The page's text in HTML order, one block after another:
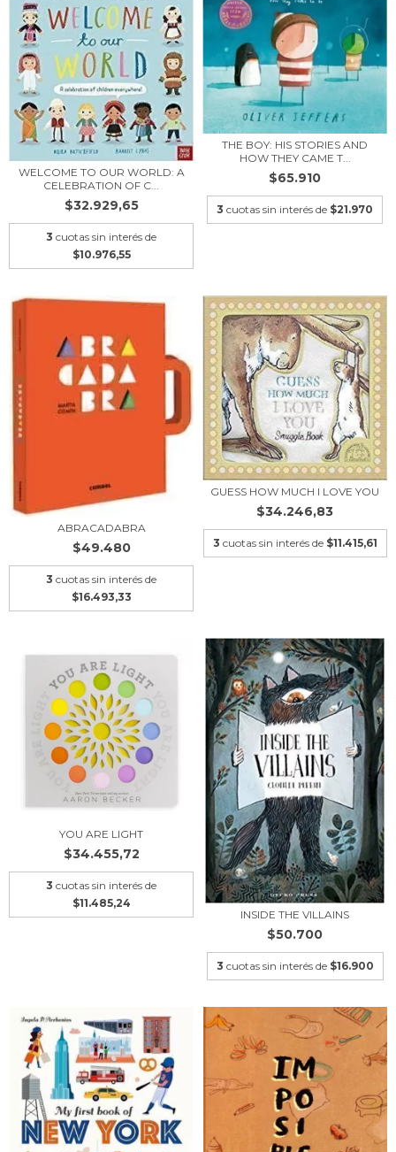
WELCOME TO OUR WORLD: A
CELEBRATION OF C...
$32.929,65
3 cuotas sin interés de
$10.976,55
THE BOY: HIS STORIES AND
HOW THEY CAME T...
$65.910
3 cuotas sin interés de $21.970
ABRACADABRA
$49.480
3 cuotas sin interés de
$16.493,33
GUESS HOW MUCH I LOVE YOU
$34.246,83
3 cuotas sin interés de $11.415,61
YOU ARE LIGHT
$34.455,72
3 cuotas sin interés de
$11.485,24
INSIDE THE VILLAINS
$50.700
3 cuotas sin interés de $16.900